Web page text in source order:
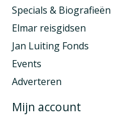
Specials & Biografieën
Elmar reisgidsen
Jan Luiting Fonds
Events
Adverteren
Mijn account